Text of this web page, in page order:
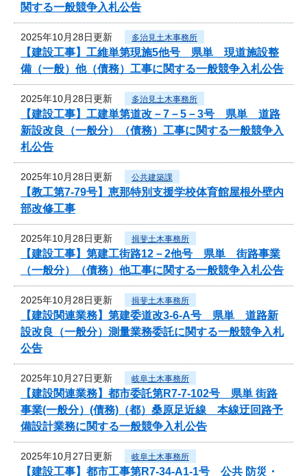
関する一般競争入札公告
2025年10月28日更新 多治見土木事務所
【建設工事】工維単第現施5他号 県単 現道施設整
備（一般）他（債務）工事に関する一般競争入札公告
2025年10月28日更新 多治見土木事務所
【建設工事】工建単第道改－7－5－3号 県単 道路
新設改良（一般分）（債務）工事に関する一般競争入
札公告
2025年10月28日更新 公共建築課
【教工第7-79号】恵那特別支援学校体育館屋根外壁内
部改修工事
2025年10月28日更新 揖斐土木事務所
【建設工事】第建工街路12－2他号 県単 街路事業
（一般分）（債務）他工事に関する一般競争入札公告
2025年10月28日更新 揖斐土木事務所
【建設関連業務】第建委道改3-6-A号 県単 道路新
設改良（一般分）測量業務委託に関する一般競争入札
公告
2025年10月27日更新 岐阜土木事務所
【建設関連業務】都市委託第R7-7-102号 県単 街路
事業(一般分）(債務)（都）桑原足近線 本線迂回路予
備設計業務に関する一般競争入札公告
2025年10月27日更新 岐阜土木事務所
【建設工事】都市工事第R7-34-A1-1号 公共 防災・